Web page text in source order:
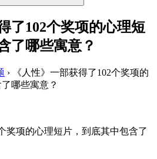
了102个奖项的心理短
了哪些寓意？
›
《人性》一部获得了102个奖项的
哪些寓意？
奖项的心理短片，到底其中包含了